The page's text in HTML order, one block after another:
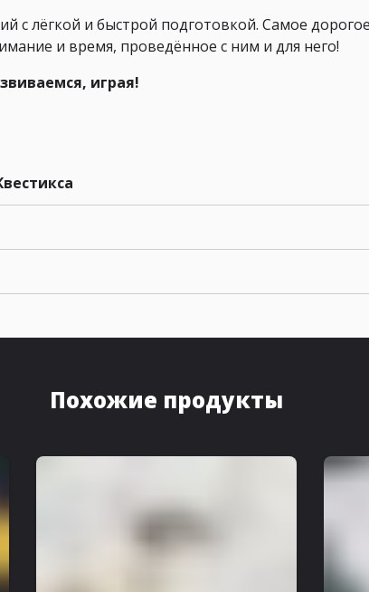
с лёгкой и быстрой подготовкой. Самое
и время, проведённое с ним и для него!
играя!
Похожие продукты